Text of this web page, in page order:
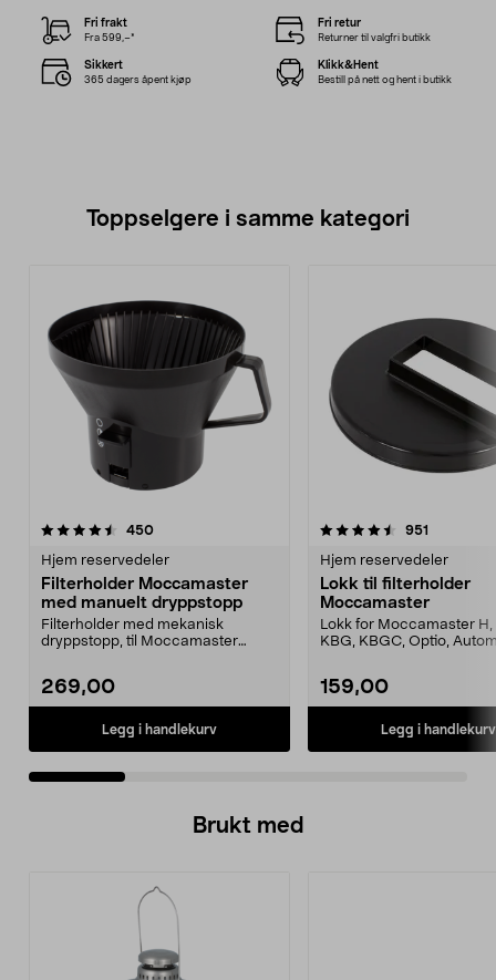
Fri frakt
Fra 599,–*
Fri retur
Returner til valgfri butikk
Sikkert
365 dagers åpent kjøp
Klikk&Hent
Bestill på nett og hent i butikk
Toppselgere i samme kategori
450anmeldelser
Hjem reservedeler
Filterholder Moccamaster
med manuelt dryppstopp
Filterholder med mekanisk
dryppstopp, til Moccamaster
269,00
Legg i handlekurv
4.5 av 5 stjerner 951
Hjem reservedeler
Lokk til filterholder
Moccamaster
Lokk for Moccamaster H,
KBG, KBGC, Optio,
159,00
Legg i handlekurv
4.5 av 5 stjerner
Brukt med